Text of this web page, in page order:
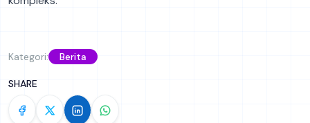
Kategori: Berita
SHARE